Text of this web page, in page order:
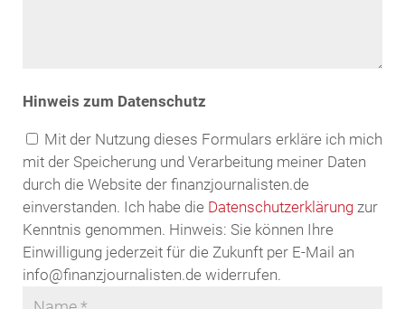
Hinweis zum Datenschutz
Mit der Nutzung dieses Formulars erkläre ich mich
mit der Speicherung und Verarbeitung meiner Daten
durch die Website der finanzjournalisten.de
einverstanden. Ich habe die Datenschutzerklärungzur
Kenntnis genommen. Hinweis: Sie können Ihre
Einwilligung jederzeit für die Zukunft per E-Mail an
info@finanzjournalisten.de widerrufen.